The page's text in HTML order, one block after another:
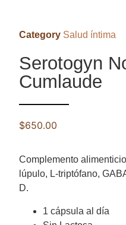
Category Salud íntima
Serotogyn
Cumlaude
$650.00
Complemento
lúpulo, L-triptófano,
D.
1 cápsula al día